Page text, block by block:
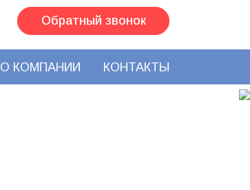
Обратный звонок
О КОМПАНИИ КОНТАКТЫ